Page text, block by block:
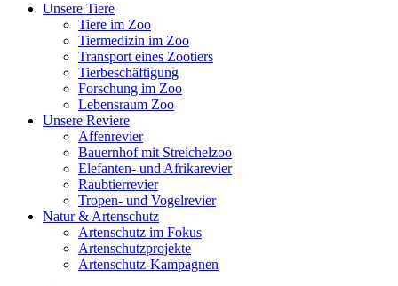
Unsere Tiere
Tiere im Zoo
Tiermedizin im Zoo
Transport eines Zootiers
Tierbeschäftigung
Forschung im Zoo
Lebensraum Zoo
Unsere Reviere
Affenrevier
Bauernhof mit Streichelzoo
Elefanten- und Afrikarevier
Raubtierrevier
Tropen- und Vogelrevier
Natur & Artenschutz
Artenschutz im Fokus
Artenschutzprojekte
Artenschutz-Kampagnen